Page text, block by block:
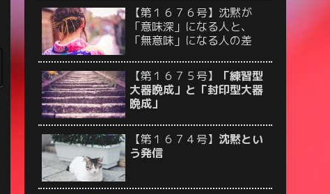
【第１６７６号】沈黙が
「意味深」になる人と、
「無意味」になる人の差
【第１６７５号】
「練習型
大器晩成」と「封印型大器
晩成」
【第１６７４号】 沈黙とい
う発信